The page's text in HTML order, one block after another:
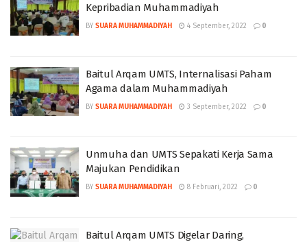
Kepribadian Muhammadiyah
BY SUARA MUHAMMADIYAH 4 September, 2022 0
Baitul Arqam UMTS, Internalisasi Paham
Agama dalam Muhammadiyah
BY SUARA MUHAMMADIYAH 3 September, 2022 0
Unmuha dan UMTS Sepakati Kerja Sama
Majukan Pendidikan
BY SUARA MUHAMMADIYAH 8 Februari, 2022 0
Baitul Arqam UMTS Digelar Daring,